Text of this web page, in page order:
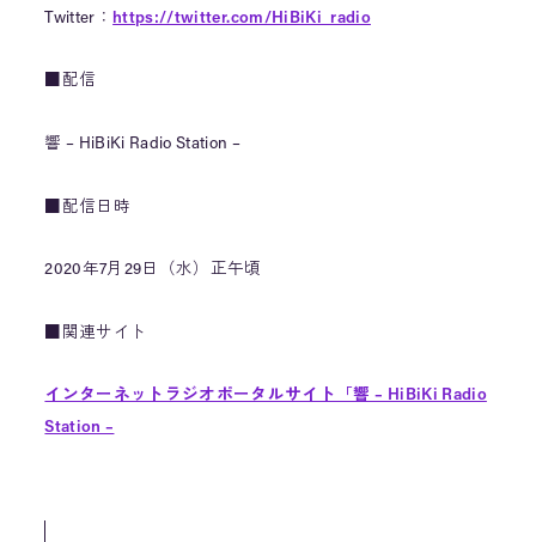
Twitter： https://twitter.com/HiBiKi_radio
■配信
響 – HiBiKi Radio Station –
■配信日時
2020年7月29日（水）正午頃
■関連サイト
インターネットラジオポータルサイト「響 – HiBiKi Radio
Station –